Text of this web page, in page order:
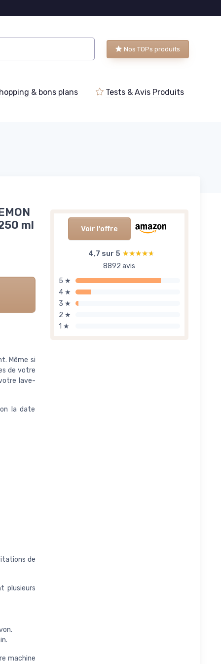
Nos TOPs produits
& bons plans Tests & Avis Produits
Voir l'offre
4,7 sur 5 ★★★★★
★★★★★
8892 avis
5 ★
4 ★
3 ★
2 ★
1 ★
ml
Même si
de votre
lave-
la date
de
plusieurs
machine